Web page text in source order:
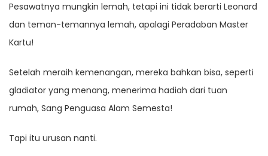
Pesawatnya mungkin lemah, tetapi ini tidak berarti Leonard
dan teman-temannya lemah, apalagi Peradaban Master
Kartu!
Setelah meraih kemenangan, mereka bahkan bisa, seperti
gladiator yang menang, menerima hadiah dari tuan
rumah, Sang Penguasa Alam Semesta!
Tapi itu urusan nanti.